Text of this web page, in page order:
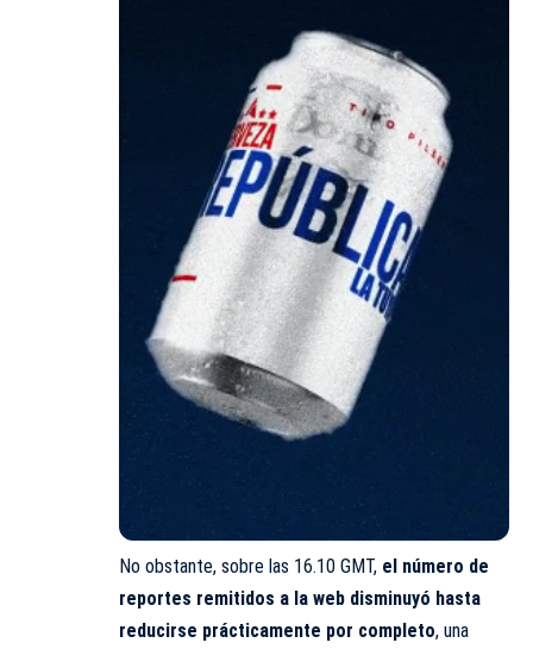
No obstante, sobre las 16.10 GMT, el número de
reportes remitidos a la web disminuyó hasta
reducirse prácticamente por completo, una